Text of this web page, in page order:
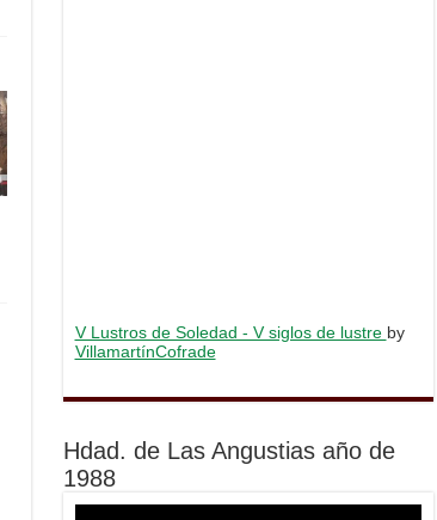
V Lustros de Soledad - V siglos de lustre by
VillamartínCofrade
Hdad. de Las Angustias año de
1988